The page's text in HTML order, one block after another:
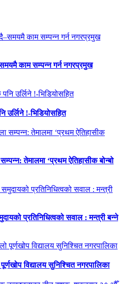
काम सम्पन्न गर्न नगरप्रमुख
उर्लिने !-भिडियोसहित
तेमालमा ‘प्रथम ऐतिहासीक बोन्बो
प्रतिनिधित्वको सवाल : मन्त्री बन्ने
विद्यालय सुनिश्चित नगरपालिका